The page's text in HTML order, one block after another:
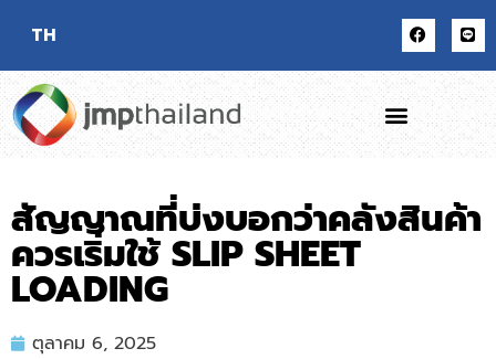
TH
สัญญาณที่บ่งบอกว่าคลังสินค้า
ควรเริ่มใช้ SLIP SHEET
LOADING
ตุลาคม 6, 2025